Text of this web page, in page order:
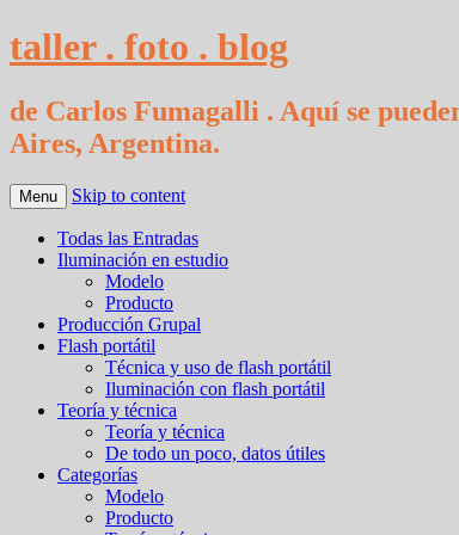
taller . foto . blog
de Carlos Fumagalli . Aquí se
Aires, Argentina.
Menu Skip to content
Todas las Entradas
Iluminación en estudio
Modelo
Producto
Producción Grupal
Flash portátil
Técnica y uso de flash portátil
Iluminación con flash portátil
Teoría y técnica
Teoría y técnica
De todo un poco, datos útiles
Categorías
Modelo
Producto